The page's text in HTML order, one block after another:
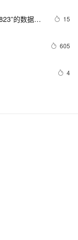
的数据恢
15
605
4
资源的会
免安装部署
缩函数